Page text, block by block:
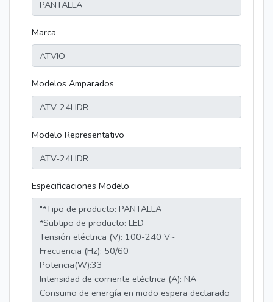
Marca
Modelos Amparados
Modelo Representativo
Especificaciones Modelo